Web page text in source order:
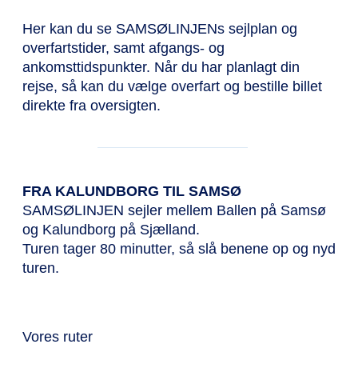
Her kan du se SAMSØLINJENs sejlplan og
overfartstider, samt afgangs- og
ankomsttidspunkter. Når du har planlagt din
rejse, så kan du vælge overfart og bestille billet
direkte fra oversigten.
FRA KALUNDBORG TIL SAMSØ
SAMSØLINJEN sejler mellem Ballen på Samsø
og Kalundborg på Sjælland.
Turen tager 80 minutter, så slå benene op og nyd
turen.
Vores ruter